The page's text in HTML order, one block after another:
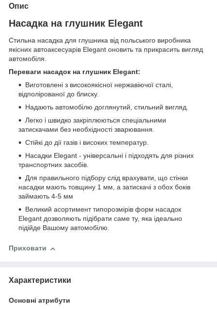
Опис
Насадка на глушник Elegant
Стильна насадка для глушника від польського виробника
якісних автоаксесуарів Elegant оновить та прикрасить вигляд
автомобіля.
Переваги насадок на глушник Elegant:
Виготовлені з високоякісної нержавіючої сталі,
відполірованої до блиску.
Надають автомобілю доглянутий, стильний вигляд.
Легко і швидко закріплюються спеціальними
затискачами без необхідності зварювання.
Стійкі до дії газів і високих температур.
Насадки Elegant - універсальні і підходять для різних
транспортних засобів.
Для правильного підбору слід врахувати, що стінки
насадки мають товщину 1 мм, а затискачі з обох боків
займають 4-5 мм
Великий асортимент типорозмірів форм насадок
Elegant дозволяють підібрати саме ту, яка ідеально
підійде Вашому автомобілю.
Приховати
Характеристики
Основні атрибути